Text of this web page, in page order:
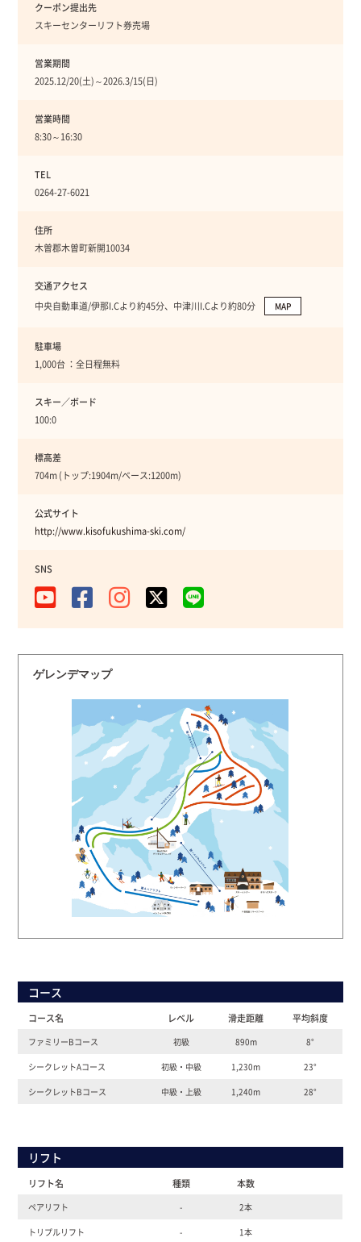
クーポン提出先
スキーセンターリフト券売場
営業期間
2025.12/20(土)～2026.3/15(日)
営業時間
8:30～16:30
TEL
0264-27-6021
住所
木曽郡木曽町新開10034
交通アクセス
中央自動車道/伊那I.Cより約45分、中津川I.Cより約80分
MAP
駐車場
1,000台 ：全日程無料
スキー／ボード
100:0
標高差
704m (トップ:1904m/ベース:1200m)
公式サイト
http://www.kisofukushima-ski.com/
SNS
ゲレンデマップ
コース
コース名 レベル 滑走距離 平均斜度
ファミリーBコース 初級 890m 8°
シークレットAコース 初級・中級 1,230m 23°
シークレットBコース 中級・上級 1,240m 28°
リフト
リフト名 種類 本数
ペアリフト - 2本
トリプルリフト - 1本